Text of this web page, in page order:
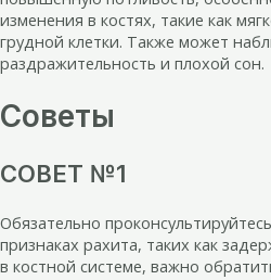
изменения в костях, такие как
грудной клетки. Также может
раздражительность и плохой сон.
Советы
СОВЕТ №1
Обязательно
признаках рахита, таких как
в костной системе, важно